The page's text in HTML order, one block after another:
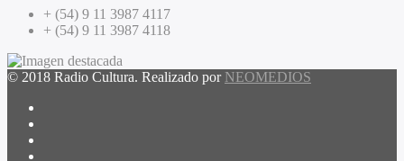
+ (54) 9 11 3987 4117
+ (54) 9 11 3987 4118
© 2018 Radio Cultura. Realizado por NEOMEDIOS